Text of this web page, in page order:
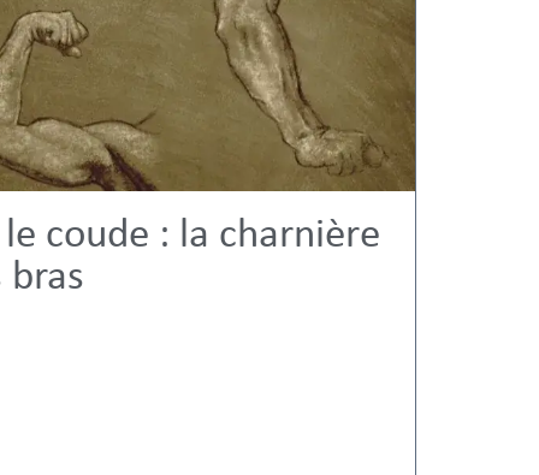
coude : la charnière
bras